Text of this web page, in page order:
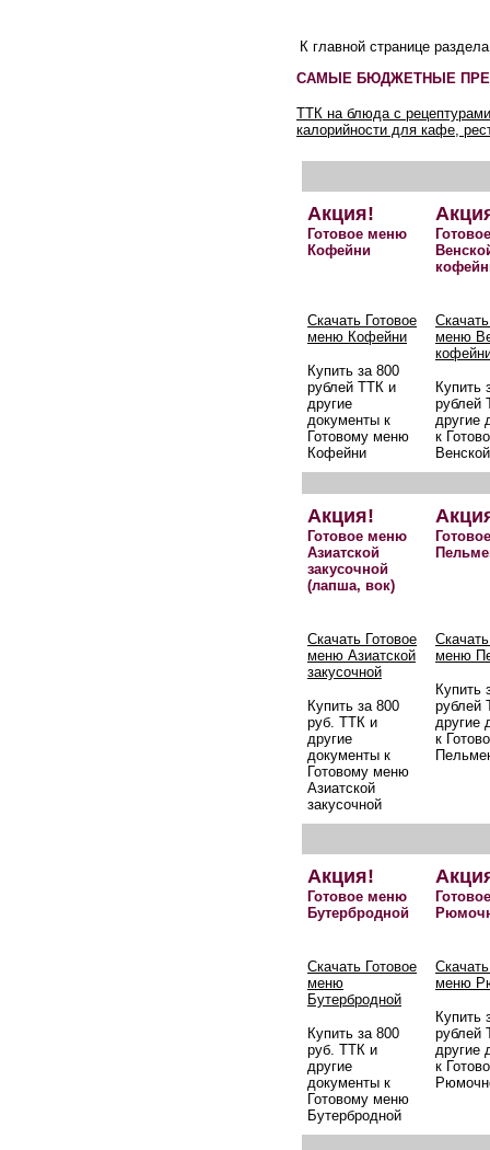
К главной странице
САМЫЕ БЮДЖЕТНЫЕ
ТТК на блюда с
калорийности для кафе,
Акция!
Готовое меню
Кофейни
Скачать Готовое
меню Кофейни
Купить за 800
рублей ТТК и
другие
документы к
Готовому меню
Кофейни
меню
Купить
рублей
другие
к
Акция!
Готовое меню
Азиатской
закусочной
(лапша, вок)
Скачать Готовое
меню Азиатской
закусочной
Купить за 800
руб. ТТК и
другие
документы к
Готовому меню
Азиатской
закусочной
меню
Купить
рублей
другие
к
Акция!
Готовое меню
Бутербродной
Скачать Готовое
меню
Бутербродной
Купить за 800
руб. ТТК и
другие
документы к
Готовому меню
Бутербродной
меню
Купить
рублей
другие
к